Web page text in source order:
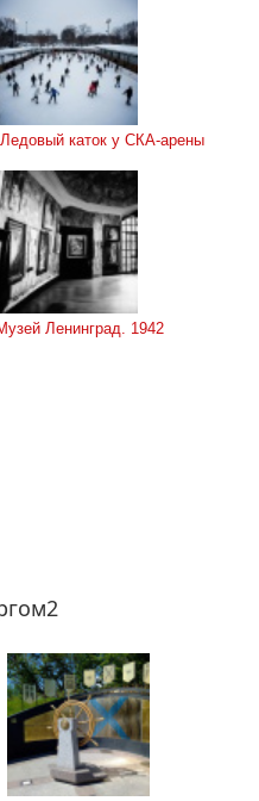
Ледовый каток у СКА-арены
Ленинград. 1942